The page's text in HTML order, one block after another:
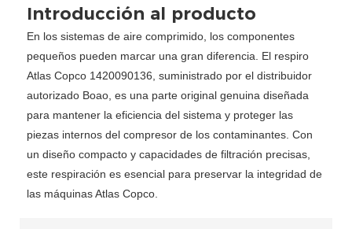
Introducción al producto
En los sistemas de aire comprimido, los componentes
pequeños pueden marcar una gran diferencia. El respiro
Atlas Copco 1420090136, suministrado por el distribuidor
autorizado Boao, es una parte original genuina diseñada
para mantener la eficiencia del sistema y proteger las
piezas internos del compresor de los contaminantes. Con
un diseño compacto y capacidades de filtración precisas,
este respiración es esencial para preservar la integridad de
las máquinas Atlas Copco.